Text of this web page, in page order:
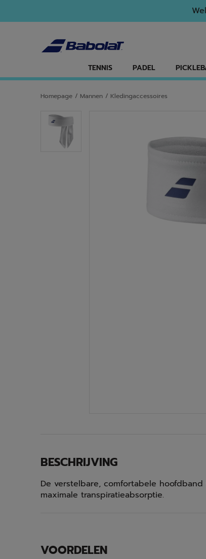
TENNIS PADEL
Homepage / Mannen / Kledingaccessoires
BESCHRIJVING
De verstelbare, comfortabele
maximale transpiratieabsorptie.
VOORDELEN